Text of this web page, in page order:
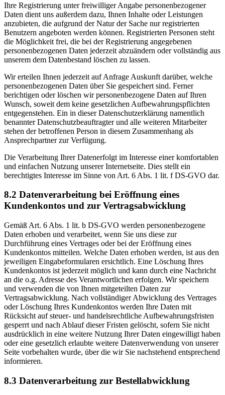
Ihre Registrierung unter freiwilliger Angabe personenbezogener
Daten dient uns außerdem dazu, Ihnen Inhalte oder Leistungen
anzubieten, die aufgrund der Natur der Sache nur registrierten
Benutzern angeboten werden können. Registrierten Personen steht
die Möglichkeit frei, die bei der Registrierung angegebenen
personenbezogenen Daten jederzeit abzuändern oder vollständig aus
unserem dem Datenbestand löschen zu lassen.
Wir erteilen Ihnen jederzeit auf Anfrage Auskunft darüber, welche
personenbezogenen Daten über Sie gespeichert sind. Ferner
berichtigen oder löschen wir personenbezogene Daten auf Ihren
Wunsch, soweit dem keine gesetzlichen Aufbewahrungspflichten
entgegenstehen. Ein in dieser Datenschutzerklärung namentlich
benannter Datenschutzbeauftragter und alle weiteren Mitarbeiter
stehen der betroffenen Person in diesem Zusammenhang als
Ansprechpartner zur Verfügung.
Die Verarbeitung Ihrer Datenerfolgt im Interesse einer komfortablen
und einfachen Nutzung unserer Internetseite. Dies stellt ein
berechtigtes Interesse im Sinne von Art. 6 Abs. 1 lit. f DS-GVO dar.
8.2 Datenverarbeitung bei Eröffnung eines
Kundenkontos und zur Vertragsabwicklung
Gemäß Art. 6 Abs. 1 lit. b DS-GVO werden personenbezogene
Daten erhoben und verarbeitet, wenn Sie uns diese zur
Durchführung eines Vertrages oder bei der Eröffnung eines
Kundenkontos mitteilen. Welche Daten erhoben werden, ist aus den
jeweiligen Eingabeformularen ersichtlich. Eine Löschung Ihres
Kundenkontos ist jederzeit möglich und kann durch eine Nachricht
an die o.g. Adresse des Verantwortlichen erfolgen. Wir speichern
und verwenden die von Ihnen mitgeteilten Daten zur
Vertragsabwicklung. Nach vollständiger Abwicklung des Vertrages
oder Löschung Ihres Kundenkontos werden Ihre Daten mit
Rücksicht auf steuer- und handelsrechtliche Aufbewahrungsfristen
gesperrt und nach Ablauf dieser Fristen gelöscht, sofern Sie nicht
ausdrücklich in eine weitere Nutzung Ihrer Daten eingewilligt haben
oder eine gesetzlich erlaubte weitere Datenverwendung von unserer
Seite vorbehalten wurde, über die wir Sie nachstehend entsprechend
informieren.
8.3 Datenverarbeitung zur Bestellabwicklung